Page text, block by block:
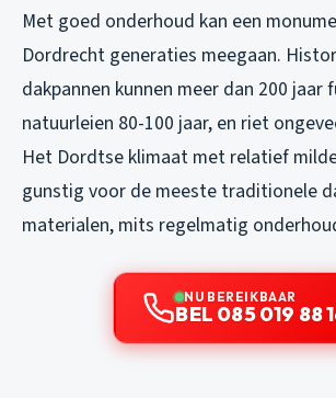
Met goed onderhoud kan een
Dordrecht generaties meegaan.
dakpannen kunnen meer dan 200 jaar
natuurleien 80-100 jaar, en riet
Het Dordtse klimaat met relatief
gunstig voor de meeste traditionele
materialen, mits regelmatig
NU BEREIKBAAR
BEL 085 019 88